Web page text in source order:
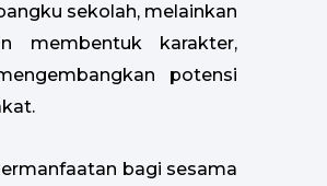
sekolah, melainkan
membentuk karakter,
potensi
bagi sesama